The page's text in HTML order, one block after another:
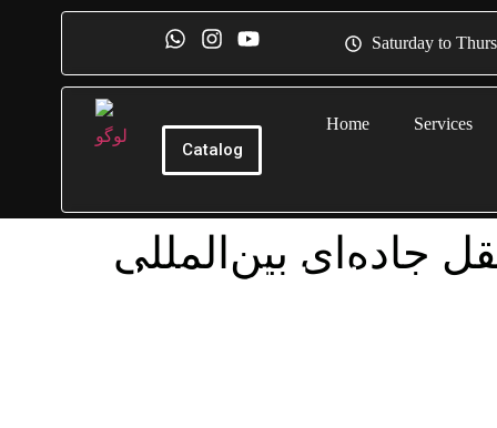
Saturday to
Catalog
Home Services
جاده‌ای بین‌المللی
حمل و نقل جاده‌ای بین‌المللی